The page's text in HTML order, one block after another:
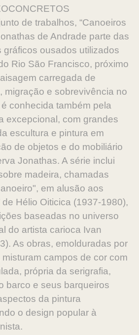
de trabalhos, “Canoeiros
de Andrade parte das
gráficos ousados utilizados
Rio São Francisco, próximo
carregada de
migração e sobrevivência no
é conhecida também pela
excepcional, com grandes
escultura e pintura em
de objetos e do mobiliário
Jonathas. A série inclui
madeira, chamadas
em alusão aos
de Hélio Oiticica (1937-1980),
baseadas no universo
do artista carioca Ivan
As obras, emolduradas por
campos de cor com
própria da serigrafia,
barco e seus barqueiros
da pintura
o design popular à